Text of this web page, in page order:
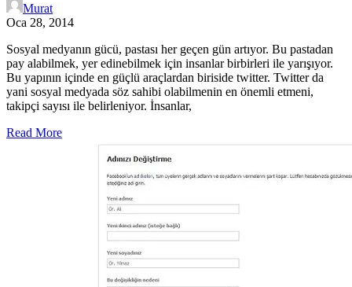
Murat
Oca 28, 2014
Sosyal medyanın gücü, pastası her geçen gün artıyor. Bu pastadan
pay alabilmek, yer edinebilmek için insanlar birbirleri ile yarışıyor.
Bu yapının içinde en güçlü araçlardan biriside twitter. Twitter da
yani sosyal medyada söz sahibi olabilmenin en önemli etmeni,
takipçi sayısı ile belirleniyor. İnsanlar,
Read More